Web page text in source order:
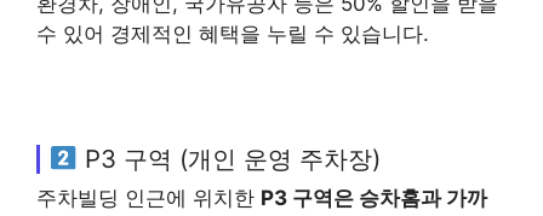
수 있어 경제적인 혜택을 누릴 수 있습니다.
P3 구역 (개인 운영 주차장)
주차빌딩 인근에 위치한 P3 구역은 승차홈과 가까